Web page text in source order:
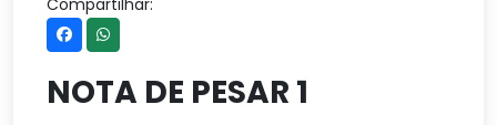
Compartilhar:
NOTA DE PESAR 1